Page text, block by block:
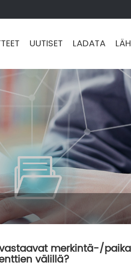
UUTISET LADATA
merkintä-/
välillä?